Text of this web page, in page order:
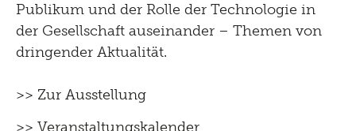
Publikum und der Rolle der Technologie in
der Gesellschaft auseinander – Themen von
dringender Aktualität.
>> Zur Ausstellung
>> Veranstaltungskalender